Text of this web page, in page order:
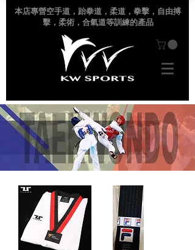
本店專營空手道 ，跆拳道，柔道，拳擊，自由搏
擊，柔術，合氣道等訓練的產品